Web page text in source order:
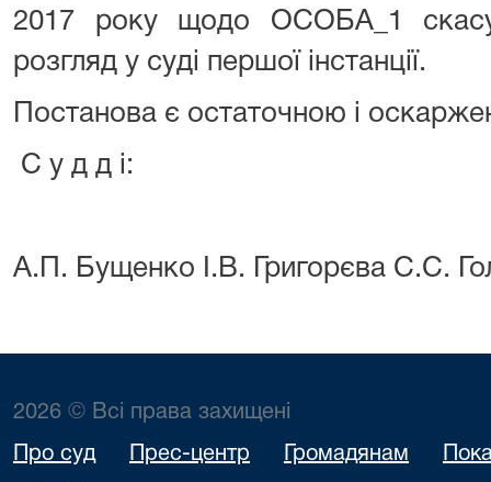
2017 року щодо ОСОБА_1
розгляд у суді першої інстанції.
Постанова є остаточною і
С у д д і:
А.П. Бущенко І.В. Григорєва С.С.
2026 © Всі права захищені
Про суд Прес-центр Громадянам